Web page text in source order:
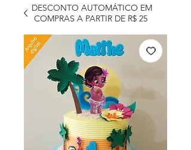
DESCONTO AUTOMÁTICO EM
COMPRAS A PARTIR DE R$ 25